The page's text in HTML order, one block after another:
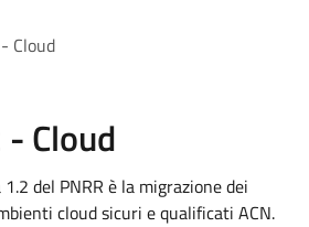
Cloud
Cloud
del PNRR è la migrazione dei
cloud sicuri e qualificati ACN.